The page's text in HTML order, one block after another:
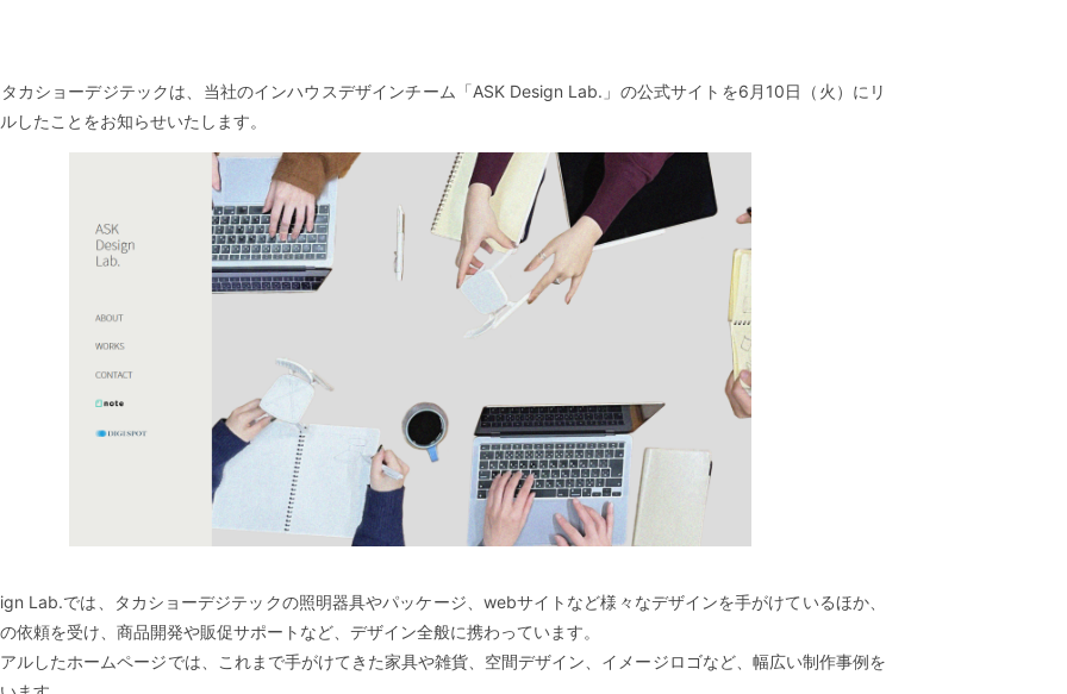
カショーデジテックは、当社のインハウスデザインチーム「ASK Design Lab.」の公式サイトを6月10日（火）にリ
したことをお知らせいたします。
Lab.では、タカショーデジテックの照明器具やパッケージ、webサイトなど様々なデザインを手がけているほか、
依頼を受け、商品開発や販促サポートなど、デザイン全般に携わっています。
ルしたホームページでは、これまで手がけてきた家具や雑貨、空間デザイン、イメージロゴなど、幅広い制作事例を